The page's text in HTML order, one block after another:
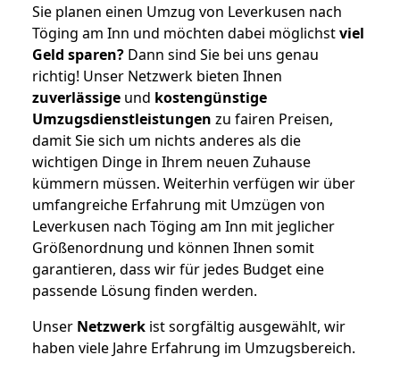
Sie planen einen Umzug von Leverkusen nach
Töging am Inn und möchten dabei möglichstviel
Geld sparen? Dann sind Sie bei uns genau
richtig! Unser Netzwerk bieten Ihnen
zuverlässige und kostengünstige
Umzugsdienstleistungen zu fairen Preisen,
damit Sie sich um nichts anderes als die
wichtigen Dinge in Ihrem neuen Zuhause
kümmern müssen. Weiterhin verfügen wir über
umfangreiche Erfahrung mit Umzügen von
Leverkusen nach Töging am Inn mit jeglicher
Größenordnung und können Ihnen somit
garantieren, dass wir für jedes Budget eine
passende Lösung finden werden.
Unser Netzwerk ist sorgfältig ausgewählt, wir
haben viele Jahre Erfahrung im Umzugsbereich.